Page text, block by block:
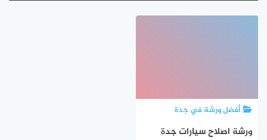
أفضل ورشة في جدة
ورشة اصلاح سيارات جدة